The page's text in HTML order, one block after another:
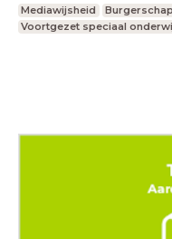
Mediawijsheid
Voortgezet speciaal